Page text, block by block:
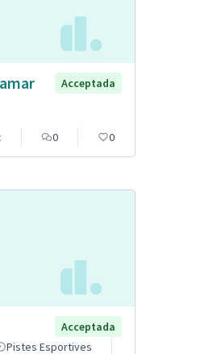
Acceptada
0 0
Acceptada
Pistes Esportives